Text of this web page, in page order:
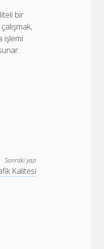
bir
işlemi
Sonraki yazı
Kalitesi